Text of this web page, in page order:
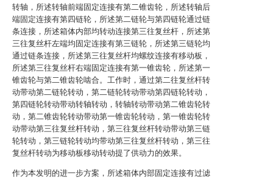
转轴，所述转轴前端固定连接有第二锥齿轮，所述转轴后
端固定连接有第四链轮，所述第二链轮与第四链轮通过链
条连接，所述箱体内部均转动连接第三往复丝杆，所述第
三往复丝杆左端均固定连接有第三链轮，所述第三链轮均
通过链条连接，所述第三往复丝杆均螺纹连接有移动板，
所述第三往复丝杆右端固定连接有第一锥齿轮，所述第一
锥齿轮与第二锥齿轮啮合。工作时，通过第二往复丝杆转
动带动第二链轮转动，第二链轮转动带动第四链轮转动，
第四链轮转动带动转轴转动，转轴转动带动第二锥齿轮转
动，第二锥齿轮转动带动第一锥齿轮转动，第一锥齿轮转
动带动第三往复丝杆转动，第三往复丝杆转动带动第三链
轮转动，第三链轮转动均带动第三往复丝杆转动，第三往
复丝杆转动为移动板移动转动提了供动力的效果。
作为本发明的进一步方案，所述箱体内部固定连接有过滤